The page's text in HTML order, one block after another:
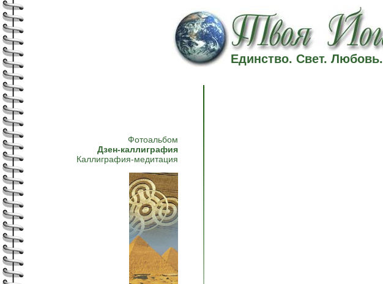
Единство. Свет. Любовь.
Фотоальбом
Дзен-каллиграфия
Каллиграфия-медитация